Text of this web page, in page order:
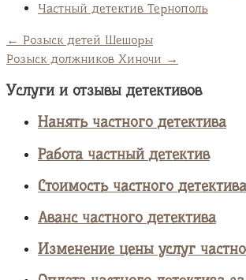
Частный детектив Тернополь
← Розыск детей Шешоры
Розыск должников Хиночи →
Услуги и отзывы детективов
Нанять частного детектива
Работа частный детектив
Стоимость частного детектива
Аванс частного детектива
Изменение цены услуг